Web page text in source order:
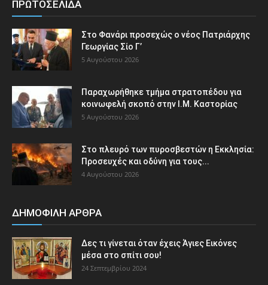
ΠΡΩΤΟΣΕΛΙΔΑ
Στο Φανάρι προσεχώς ο νέος Πατριάρχης
Γεωργίας Σίο Γ’
5 Αυγούστου 2026
Παραχωρήθηκε τμήμα στρατοπέδου για
κοινωφελή σκοπό στην Ι.Μ. Καστορίας
5 Αυγούστου 2026
Στο πλευρό των πυροσβεστών η Εκκλησία:
Προσευχές και οδύνη για τους...
4 Αυγούστου 2026
ΔΗΜΟΦΙΛΗ ΑΡΘΡΑ
Δες τι γίνεται όταν έχεις Άγιες Εικόνες
μέσα στο σπίτι σου!
24 Σεπτεμβρίου 2024